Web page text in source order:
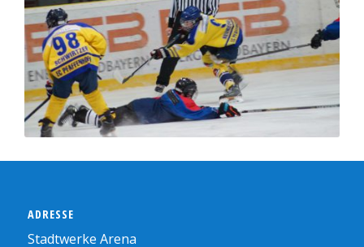
ADRESSE
Stadtwerke Arena